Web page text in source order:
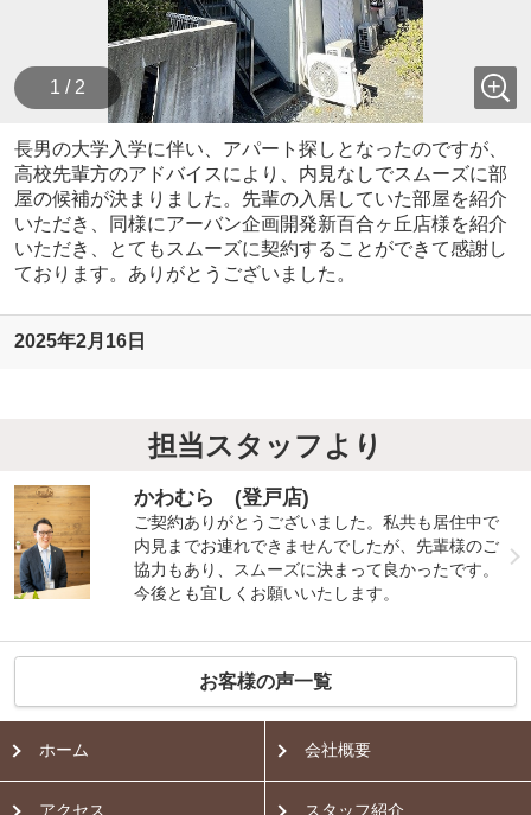
1 / 2
長男の大学入学に伴い、アパート探しとなったのですが、
高校先輩方のアドバイスにより、内見なしでスムーズに部
屋の候補が決まりました。先輩の入居していた部屋を紹介
いただき、同様にアーバン企画開発新百合ヶ丘店様を紹介
いただき、とてもスムーズに契約することができて感謝し
ております。ありがとうございました。
2025年2月16日
担当スタッフより
かわむら (登戸店)
ご契約ありがとうございました。私共も居住中で
内見までお連れできませんでしたが、先輩様のご
協力もあり、スムーズに決まって良かったです。
今後とも宜しくお願いいたします。
お客様の声一覧
ホーム 会社概要
アクセス スタッフ紹介